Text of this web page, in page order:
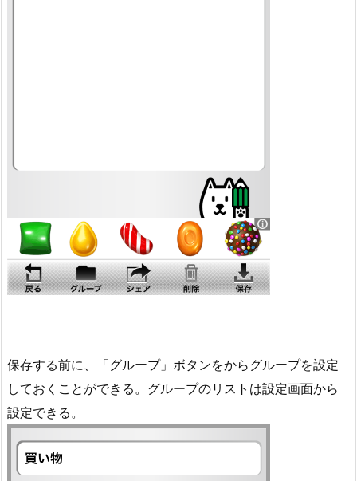
保存する前に、「グループ」ボタンをからグループを設定
しておくことができる。グループのリストは設定画面から
設定できる。